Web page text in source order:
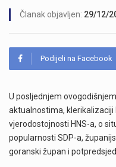
Članak objavljen: 29/12/
Podijeli na Facebook
U posljednjem
aktualnostima, klerikalizaciji
vjerodostojnosti HNS-a, o
popularnosti SDP-a,
goranski župan i